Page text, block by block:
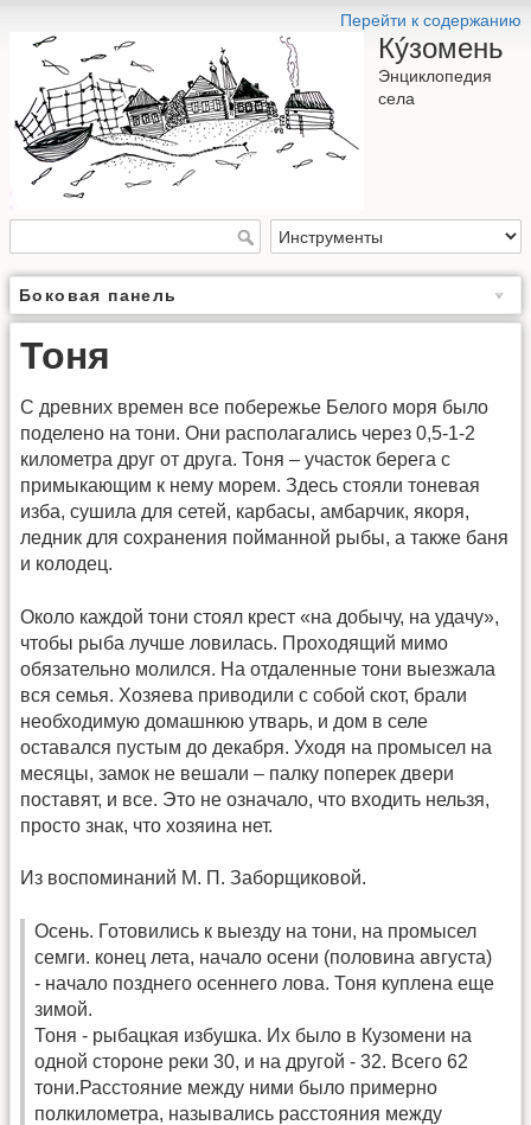
Перейти к содержанию
Кýзомень
Энциклопедия
села
Боковая панель
Тоня
С древних времен все побережье Белого моря было
поделено на тони. Они располагались через 0,5-1-2
километра друг от друга. Тоня – участок берега с
примыкающим к нему морем. Здесь стояли тоневая
изба, сушила для сетей, карбасы, амбарчик, якоря,
ледник для сохранения пойманной рыбы, а также баня
и колодец.
Около каждой тони стоял крест «на добычу, на удачу»,
чтобы рыба лучше ловилась. Проходящий мимо
обязательно молился. На отдаленные тони выезжала
вся семья. Хозяева приводили с собой скот, брали
необходимую домашнюю утварь, и дом в селе
оставался пустым до декабря. Уходя на промысел на
месяцы, замок не вешали – палку поперек двери
поставят, и все. Это не означало, что входить нельзя,
просто знак, что хозяина нет.
Из воспоминаний М. П. Заборщиковой.
Осень. Готовились к выезду на тони, на промысел
семги. конец лета, начало осени (половина августа)
- начало позднего осеннего лова. Тоня куплена еще
зимой.
Тоня - рыбацкая избушка. Их было в Кузомени на
одной стороне реки 30, и на другой - 32. Всего 62
тони.Расстояние между ними было примерно
полкилометра, назывались расстояния между